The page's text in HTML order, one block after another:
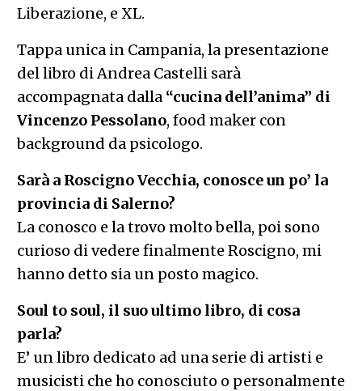
Liberazione, e XL.
Tappa unica in Campania, la presentazione
del libro di Andrea Castelli sarà
accompagnata dalla “cucina dell’anima” di
Vincenzo Pessolano, food maker con
background da psicologo.
Sarà a Roscigno Vecchia, conosce un po’ la
provincia di Salerno?
La conosco e la trovo molto bella, poi sono
curioso di vedere finalmente Roscigno, mi
hanno detto sia un posto magico.
Soul to soul, il suo ultimo libro, di cosa
parla?
E’ un libro dedicato ad una serie di artisti e
musicisti che ho conosciuto o personalmente